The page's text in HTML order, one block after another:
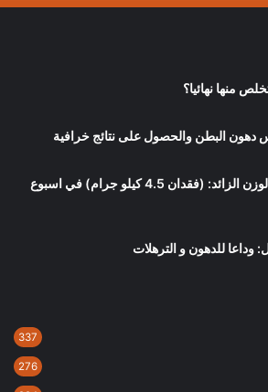
منها نهائيا؟
افضل طريقة لانقاص الوزن الزائد: (فقدان 4.5 كيلو جرام) في اسبوع
وداعا للدهون و الترهلات
337
276